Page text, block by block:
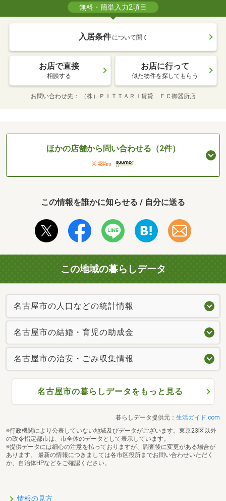
無料・簡単入力2項目
入居条件 について聞く
お店で直接
相談する
お店に行って
似た物件を探してもらう
お問い合わせ先 （株）ＰＩＴＴＡＲＩ賃貸 ＦＣ御器所店
ほかの店舗から問い合わせる（2件）
この情報を誰かに知らせる / 自分に送る
この地域の暮らしデータ
名古屋市の人口などの統計情報
名古屋市の結婚・育児の助成金
名古屋市の治安・ごみ収集情報
名古屋市の暮らしデータをもっと見る
暮らしデータ提供元： 生活ガイド.com
※行政機関により公表していない地域及びデータがございます。東京23区以外
の政令指定都市は、市全体のデータとして表示しています。
※提供データには細心の注意を払っておりますが、調査後に変更がある場合が
あります。 最新の情報につきましては各市区役所までお問い合わせいただく
か、自治体HPなどをご確認ください。
情報の見方